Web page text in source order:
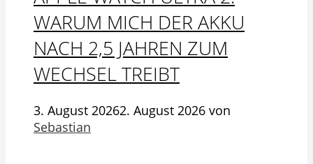
WARUM MICH DER AKKU
NACH 2,5 JAHREN ZUM
WECHSEL TREIBT
3. August 20262. August 2026 von
Sebastian